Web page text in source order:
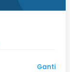
Ganti